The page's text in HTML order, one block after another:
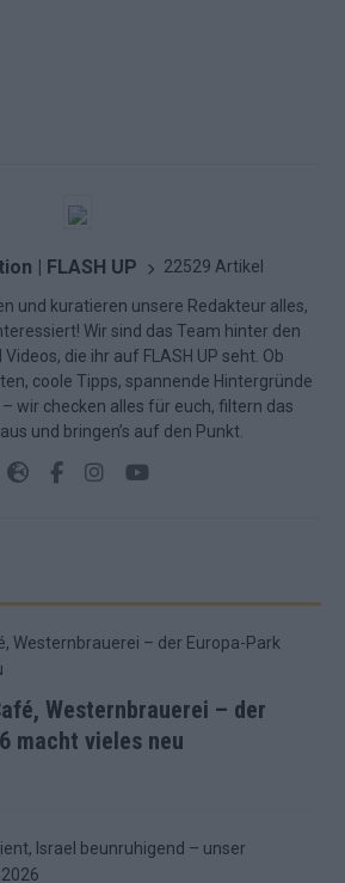
| FLASH UP 22529 Artikel
und kuratieren unsere Redakteur alles,
Wir sind das Team hinter den
die ihr auf FLASH UP seht. Ob
coole Tipps, spannende Hintergründe
wir checken alles für euch, filtern das
und bringen’s auf den Punkt.
Westernbrauerei – der
macht vieles neu